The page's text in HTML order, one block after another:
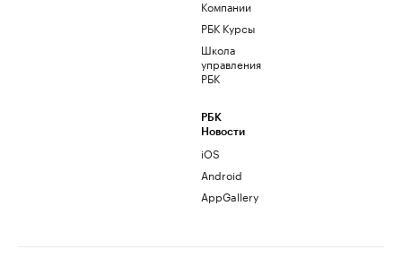
Компании
РБК Курсы
Школа
управления
РБК
РБК
Новости
iOS
Android
AppGallery